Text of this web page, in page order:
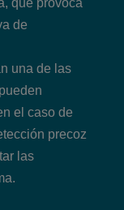
de
una de las
el caso de
precoz
las